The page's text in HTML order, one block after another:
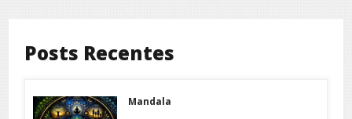
Posts Recentes
Mandala